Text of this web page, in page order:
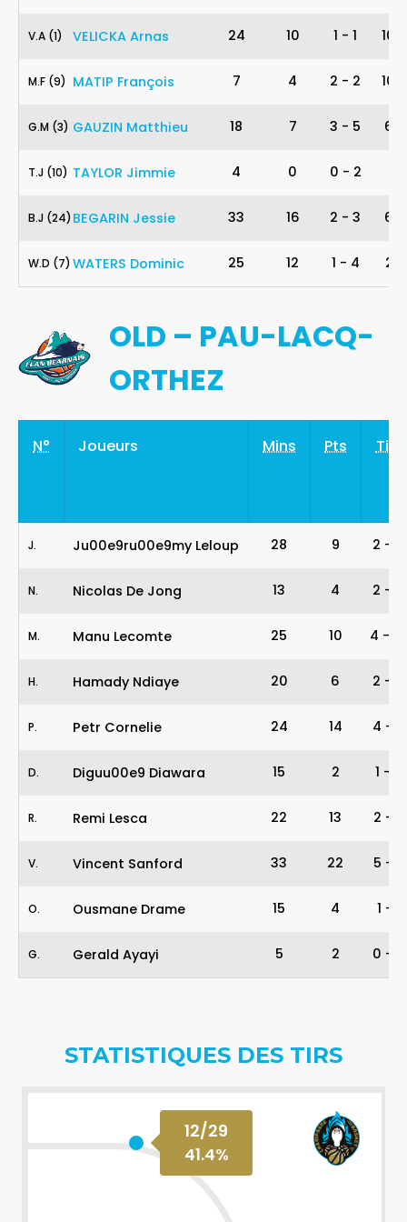
1 VELICKA Arnas
V.A (1) 24 10 1 - 1
9 MATIP François
M.F (9) 7 4 2 - 2
3 GAUZIN Matthieu
G.M (3) 18 7 3 - 5
10 TAYLOR Jimmie
T.J (10) 4 0 0 - 2
24 BEGARIN Jessie
B.J (24) 33 16 2 - 3
7 WATERS Dominic
W.D (7) 25 12 1 - 4
OLD – PAU-LACQ-
ORTHEZ
N° Joueurs Mins Pts Tirs
Ju00e9ru00e9my Leloup
J. 28 9 2 -
Nicolas De Jong
N. 13 4 2 -
Manu Lecomte
M. 25 10 4 -
Hamady Ndiaye
H. 20 6 2 -
Petr Cornelie
P. 24 14 4 -
Diguu00e9 Diawara
D. 15 2 1 -
Remi Lesca
R. 22 13 2 -
Vincent Sanford
V. 33 22 5 -
Ousmane Drame
O. 15 4 1 -
Gerald Ayayi
G. 5 2 0 -
STATISTIQUES DES TIRS
12/29
41.4%